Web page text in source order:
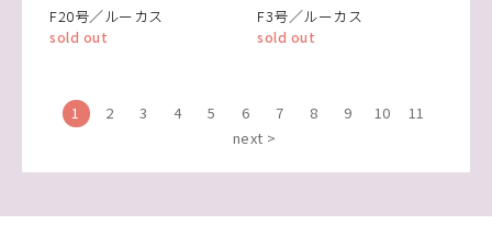
F20号／ルーカス
sold out
F3号／ルーカス
sold out
1 2 3 4 5 6 7 8 9 10
11
next >